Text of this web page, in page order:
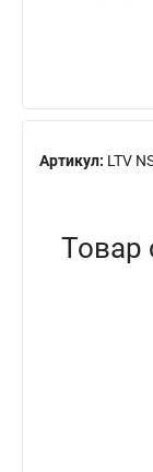
Артикул: LTV
Товар